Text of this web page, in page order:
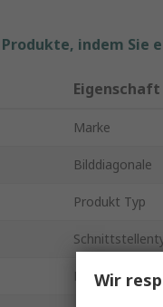
indem
Eigenschaft
Marke
Bilddiagonale
Produkt Typ
Wir